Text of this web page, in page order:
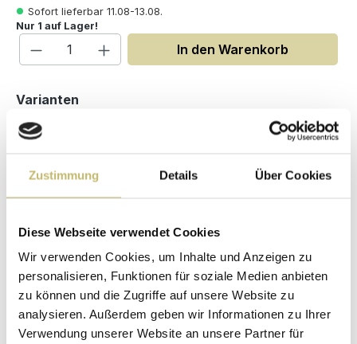
Zustimmung Details Über Cookies
Diese Webseite verwendet Cookies
Wir verwenden Cookies, um Inhalte und Anzeigen zu
personalisieren, Funktionen für soziale Medien anbieten
zu können und die Zugriffe auf unsere Website zu
analysieren. Außerdem geben wir Informationen zu Ihrer
Verwendung unserer Website an unsere Partner für
Sofort lieferbar 11.08-13.08.
Nur 1 auf Lager!
Produkt Anzahl: Gib den
In den Warenkorb
Varianten
Maße (H/B/T): 75.8 / 155 / 42 cm
Materialien
Herstellerpreis
ohne
Zwischenhändler
Kundenbetreuung
mit bester
Bewertung
Gut verpackt für
beschädigungsfreie
Lieferung